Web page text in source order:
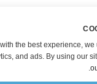
with the best experience,
and ads. By using our
.